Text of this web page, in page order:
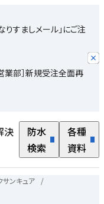
りすましメール」にご注
業部］新規受注全面再
決
防水
検索
各種
資料
サンキュア
/